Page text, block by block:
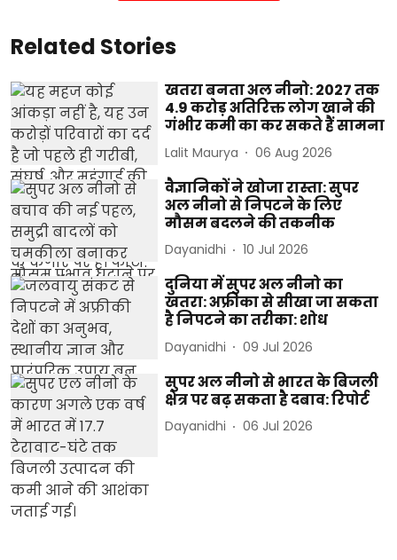
Related Stories
खतरा बनता अल नीनो: 2027 तक
4.9 करोड़ अतिरिक्त लोग खाने की
गंभीर कमी का कर सकते हैं सामना
Lalit Maurya 06 Aug 2026
वैज्ञानिकों ने खोजा रास्ता: सुपर
अल नीनो से निपटने के लिए
मौसम बदलने की तकनीक
Dayanidhi 10 Jul 2026
दुनिया में सुपर अल नीनो का
खतरा: अफ्रीका से सीखा जा सकता
है निपटने का तरीका: शोध
Dayanidhi 09 Jul 2026
सुपर अल नीनो से भारत के बिजली
क्षेत्र पर बढ़ सकता है दबाव: रिपोर्ट
Dayanidhi 06 Jul 2026